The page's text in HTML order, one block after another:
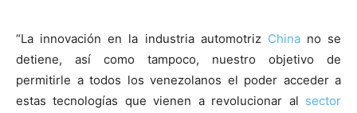
“La innovación en la industria automotriz Chinano se
detiene, así como tampoco, nuestro objetivo de
permitirle a todos los venezolanos el poder acceder a
estas tecnologías que vienen a revolucionar al sector